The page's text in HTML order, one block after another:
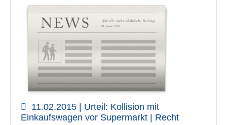
11.02.2015 | Urteil: Kollision mit
Einkaufswagen vor Supermarkt | Recht